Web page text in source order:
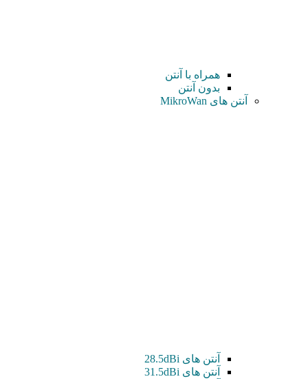
همراه با آنتن
بدون آنتن
آنتن های MikroWan
آنتن های 28.5dBi
آنتن های 31.5dBi